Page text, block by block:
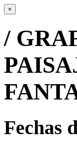
×
/
Fechas